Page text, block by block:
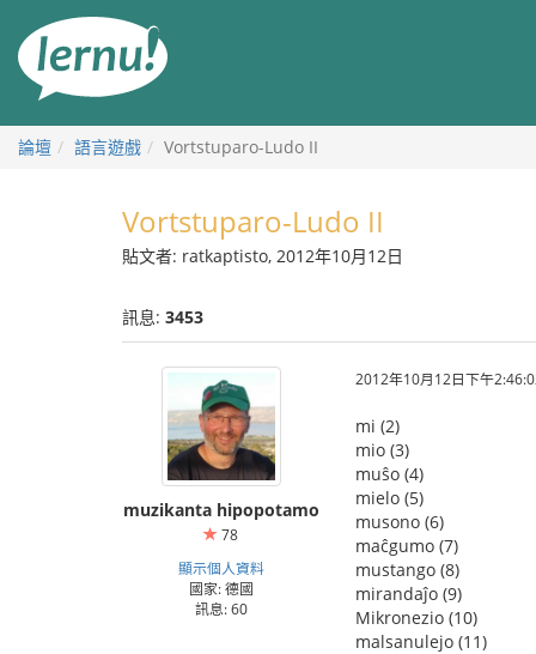
論壇 語言遊戲 Vortstuparo-Ludo II
Vortstuparo-Ludo II
貼文者: ratkaptisto, 2012年10月12日
訊息: 3453
muzikanta hipopotamo
78
顯示個人資料
國家: 德國
訊息: 60
2012年10月12日下午
mi (2)
mio (3)
muŝo (4)
mielo (5)
musono (6)
maĉgumo (7)
mustango (8)
mirandaĵo (9)
Mikronezio (10)
malsanulejo (11)